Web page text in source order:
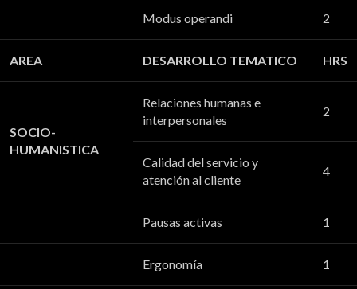
Modus operandi 2
AREA DESARROLLO TEMATICO HRS
SOCIO-
HUMANISTICA
Relaciones humanas e
interpersonales
2
Calidad del servicio y
atención al cliente
4
Pausas activas 1
Ergonomía 1